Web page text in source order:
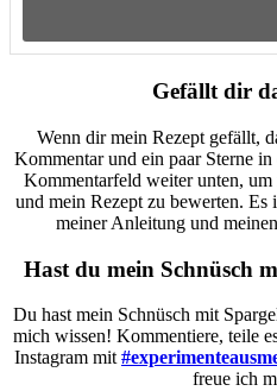
Gefällt dir
Wenn dir mein Rezept gefällt,
Kommentar und ein paar Sterne
Kommentarfeld weiter unten,
und mein Rezept zu bewerten. Es
meiner Anleitung und
Hast du mein Schnüsch
Du hast mein Schnüsch mit
mich wissen! Kommentiere, teile
Instagram mit
freue ich